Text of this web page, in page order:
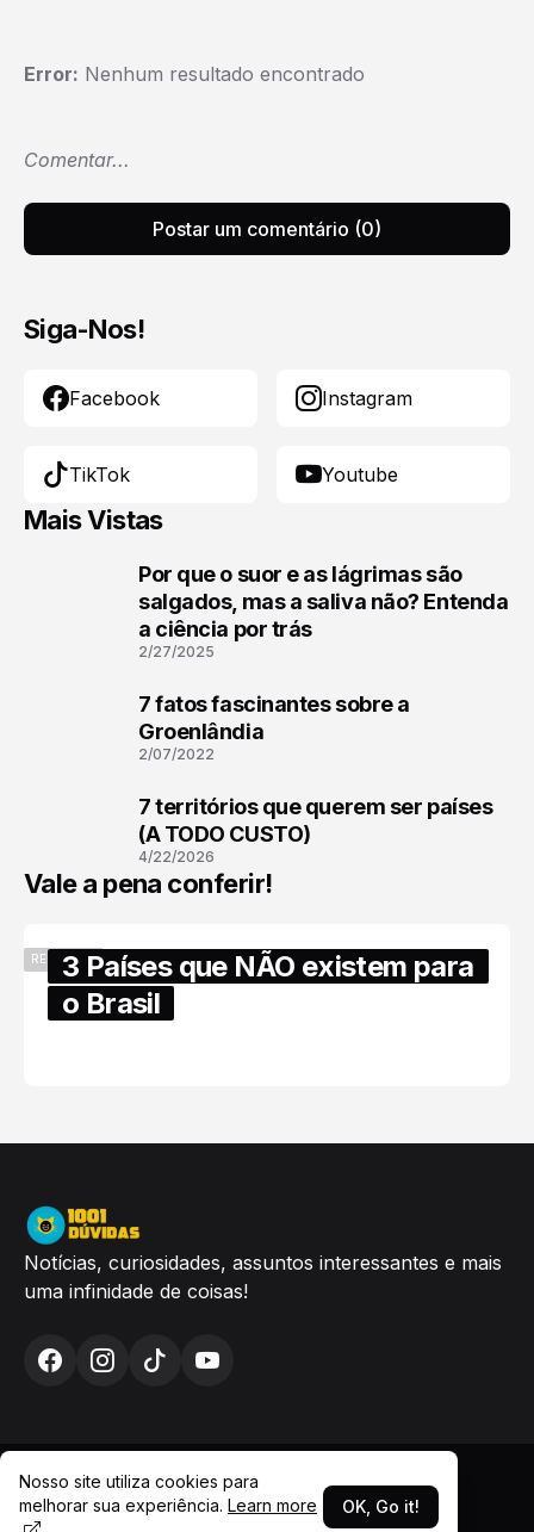
Error: Nenhum resultado encontrado
Comentar...
Postar um comentário (0)
Siga-Nos!
Facebook Instagram
TikTok Youtube
Mais Vistas
Por que o suor e as lágrimas são
salgados, mas a saliva não? Entenda
a ciência por trás
2/27/2025
7 fatos fascinantes sobre a
Groenlândia
2/07/2022
7 territórios que querem ser países
(A TODO CUSTO)
4/22/2026
Vale a pena conferir!
RECENTES3 Países que NÃO existem para
o Brasil
Notícias, curiosidades, assuntos interessantes e mais
uma infinidade de coisas!
© 1001Dúvidas - 2026
Nosso site utiliza cookies para
melhorar sua experiência. Learn more OK, Go it!